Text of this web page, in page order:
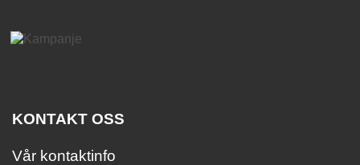
KONTAKT OSS
Vår kontaktinfo